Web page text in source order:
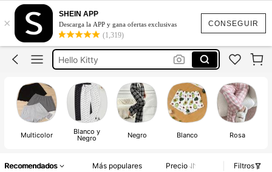
CONSEGUIR
×
SHEIN APP
Descarga la APP y gana ofertas exclusivas
(1,319)
Pantalón De Pijama
Pijamas Mujeres
Hello Kitty
Pijamas Para Parejas
Pantalón De Pijama
Pijamas Mujeres
Multicolor Blanco y
Negro Negro Blanco Rosa
Recomendados Más populares Precio
Filtros